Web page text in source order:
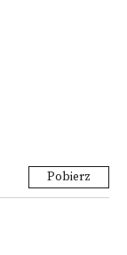
Pobierz